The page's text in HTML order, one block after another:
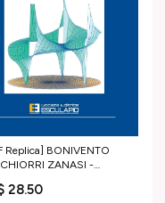
Replica] BONIVENTO
ZANASI -
Carla Limongelli
28.50